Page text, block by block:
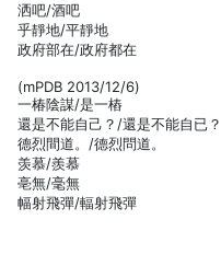
洒吧/酒吧
乎靜地/平靜地
政府部在/政府都在
(mPDB 2013/12/6)
一椿陰謀/是一樁
還是不能自己？/還是不能自已？
德烈間道。/德烈問道。
羡慕/羨慕
亳無/毫無
幅射飛彈/輻射飛彈